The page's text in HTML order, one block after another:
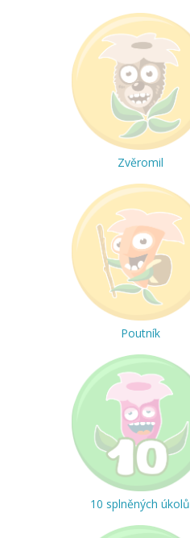
Zvěromil
Poutník
10 splněných úkolů